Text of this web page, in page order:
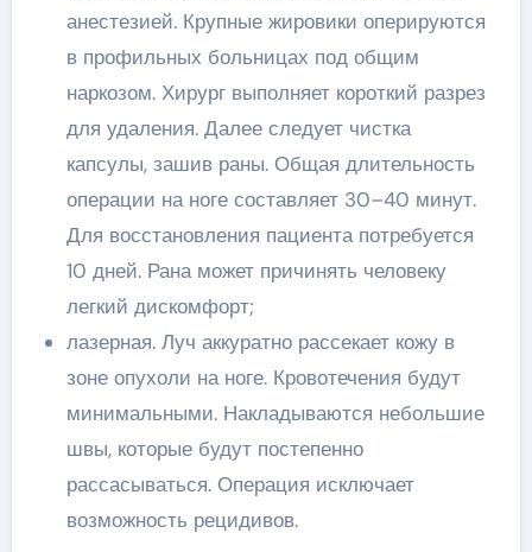
анестезией. Крупные жировики оперируются
в профильных больницах под общим
наркозом. Хирург выполняет короткий разрез
для удаления. Далее следует чистка
капсулы, зашив раны. Общая длительность
операции на ноге составляет 30–40 минут.
Для восстановления пациента потребуется
10 дней. Рана может причинять человеку
легкий дискомфорт;
лазерная. Луч аккуратно рассекает кожу в
зоне опухоли на ноге. Кровотечения будут
минимальными. Накладываются небольшие
швы, которые будут постепенно
рассасываться. Операция исключает
возможность рецидивов.